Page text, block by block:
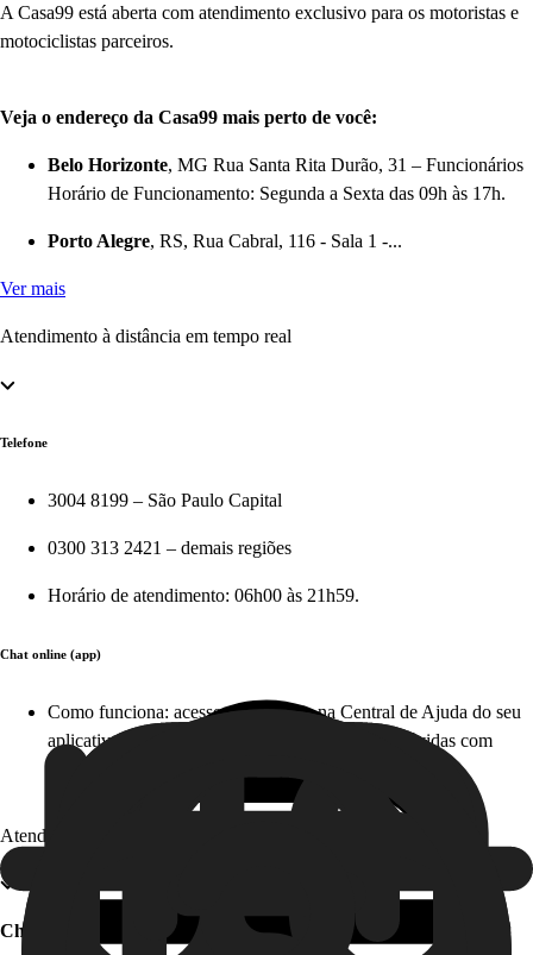
A Casa99 está aberta com atendimento exclusivo para os motoristas e
motociclistas parceiros.
Veja o endereço da Casa99 mais perto de você:
Belo Horizonte, MG Rua Santa Rita Durão, 31 – Funcionários
Horário de Funcionamento: Segunda a Sexta das 09h às 17h.
Porto Alegre, RS, Rua Cabral, 116 - Sala 1 -...
Ver mais
Atendimento à distância em tempo real
Telefone
3004 8199 – São Paulo Capital
0300 313 2421 – demais regiões
Horário de atendimento: 06h00 às 21h59.
Chat online (app)
Como funciona: acesse diretamente na Central de Ajuda do seu
aplicativo em apenas alguns cliques e tire suas dúvidas com
Atendimento offline
Chat offline